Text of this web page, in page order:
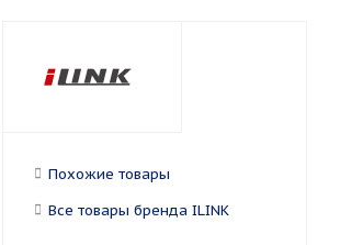
Похожие товары
Все товары бренда ILINK